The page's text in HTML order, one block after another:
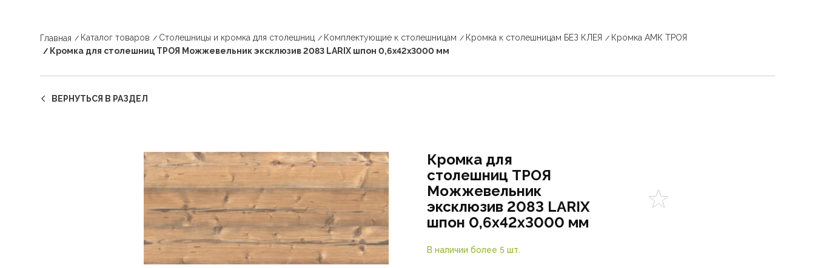
Главная Каталог товаров Столешницы и кромка для столешниц Комплектующие к столешницам Кромка к столешницам БЕЗ КЛЕЯ
Кромка АМК ТРОЯ
Кромка для столешниц ТРОЯ Можжевельник эксклюзив 2083 LARIX шпон 0,6х42х3000 мм
ВЕРНУТЬСЯ В РАЗДЕЛ
Кромка для
столешниц ТРОЯ
Можжевельник
эксклюзив 2083 LARIX
шпон 0,6х42х3000 мм
В наличии более 5 шт.